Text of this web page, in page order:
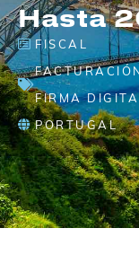
Hasta
FISCAL
FIRMA
PORTUGAL